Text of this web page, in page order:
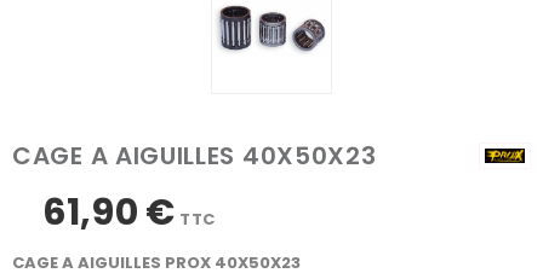
CAGE A AIGUILLES 40X50X23
61,90 € TTC
CAGE A AIGUILLES PROX 40X50X23